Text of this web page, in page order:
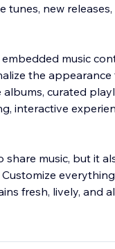
tunes, new
music
the
curated
interactive
music, but it
fresh, lively, and